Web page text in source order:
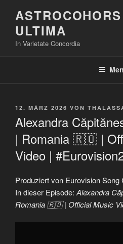
Inhalt
springenULTIMA
In Varietate Concordia
VERÖFFENTLICHT
12. MÄRZ 2026 VON
Alexandra
| Romania 🇷🇴 |
Video |
Produziert von Eurovision Song
In dieser Episode:Alexandra
Romania 🇷🇴 | Official Music
„Alexandra